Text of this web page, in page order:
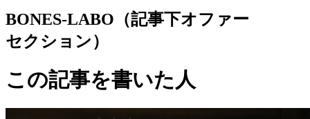
BONES-LABO（記事下オファー
セクション）
この記事を書いた人